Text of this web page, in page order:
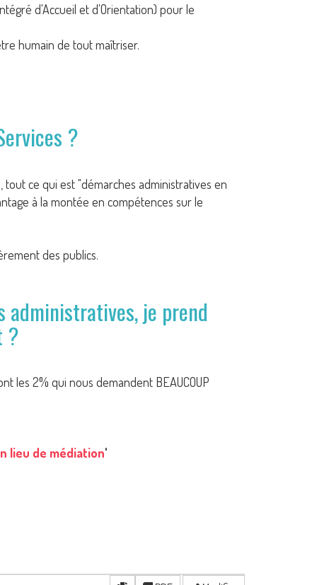
d'Accueil et d'Orientation) pour le
humain de tout maîtriser.
?
ce qui est "démarches administratives en
à la montée en compétences sur le
des publics.
administratives, je prend
?
les 2% qui nous demandent BEAUCOUP
lieu de médiation'